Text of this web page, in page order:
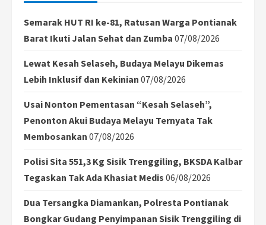
Semarak HUT RI ke-81, Ratusan Warga Pontianak
Barat Ikuti Jalan Sehat dan Zumba 07/08/2026
Lewat Kesah Selaseh, Budaya Melayu Dikemas
Lebih Inklusif dan Kekinian 07/08/2026
Usai Nonton Pementasan “Kesah Selaseh”,
Penonton Akui Budaya Melayu Ternyata Tak
Membosankan 07/08/2026
Polisi Sita 551,3 Kg Sisik Trenggiling, BKSDA Kalbar
Tegaskan Tak Ada Khasiat Medis 06/08/2026
Dua Tersangka Diamankan, Polresta Pontianak
Bongkar Gudang Penyimpanan Sisik Trenggiling di